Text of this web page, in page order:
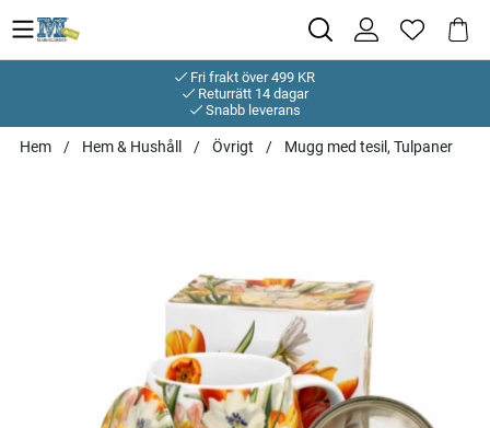
Fri frakt över 499 KR
Returrätt 14 dagar
Snabb leverans
Hem Hem & Hushåll Övrigt Mugg med tesil, Tulpaner